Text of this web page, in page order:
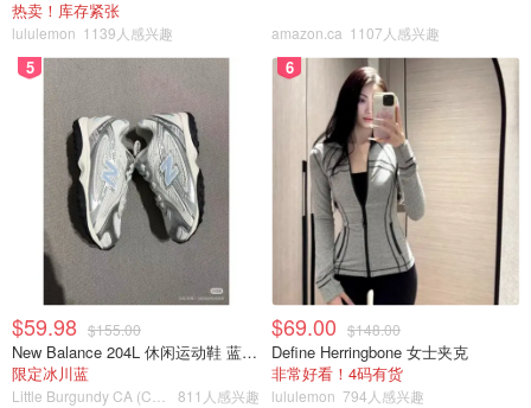
以加入剩余的糖粉继续打发。
3.加入鸡蛋液，打发均匀。
4.加入expresso和coffee emultion, 打发均匀。
5. 筛入中筋面粉，可可粉，泡打粉，盐，用刮刀搅拌均匀至
无粉。
热卖！库存紧张
lululemon 1139人感兴趣 amazon.ca 1107人感兴趣
5
$59.98 $155.00
New Balance 204L 休闲运动鞋 蓝银色
限定冰川蓝
811人感兴趣
6
$69.00 $148.00
Define Herringbone 女士夹克
非常好看！4码有货
lululemon 794人感兴趣